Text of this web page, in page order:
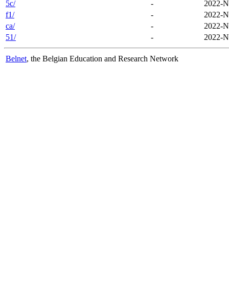
5c/
-
2022-
f1/
-
2022-
ca/
-
2022-
51/
- 2022-
Belnet, the Belgian Education and Research Network